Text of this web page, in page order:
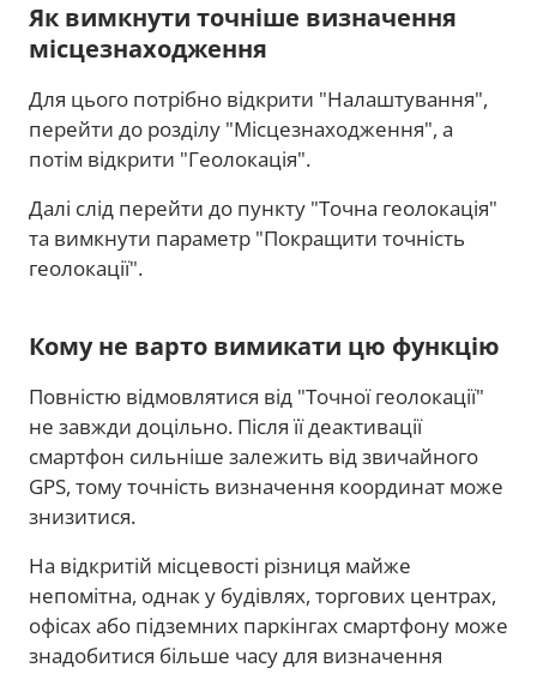
Як вимкнути точніше визначення
місцезнаходження
Для цього потрібно відкрити "Налаштування",
перейти до розділу "Місцезнаходження", а
потім відкрити "Геолокація".
Далі слід перейти до пункту "Точна геолокація"
та вимкнути параметр "Покращити точність
геолокації".
Кому не варто вимикати цю функцію
Повністю відмовлятися від "Точної геолокації"
не завжди доцільно. Після її деактивації
смартфон сильніше залежить від звичайного
GPS, тому точність визначення координат може
знизитися.
На відкритій місцевості різниця майже
непомітна, однак у будівлях, торгових центрах,
офісах або підземних паркінгах смартфону може
знадобитися більше часу для визначення